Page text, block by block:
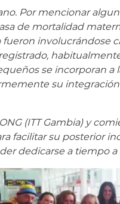
Por mencionar
de mortalidad
se
su
(ITT Gambia) y
facilitar su posterior
dedicarse a tiempo a